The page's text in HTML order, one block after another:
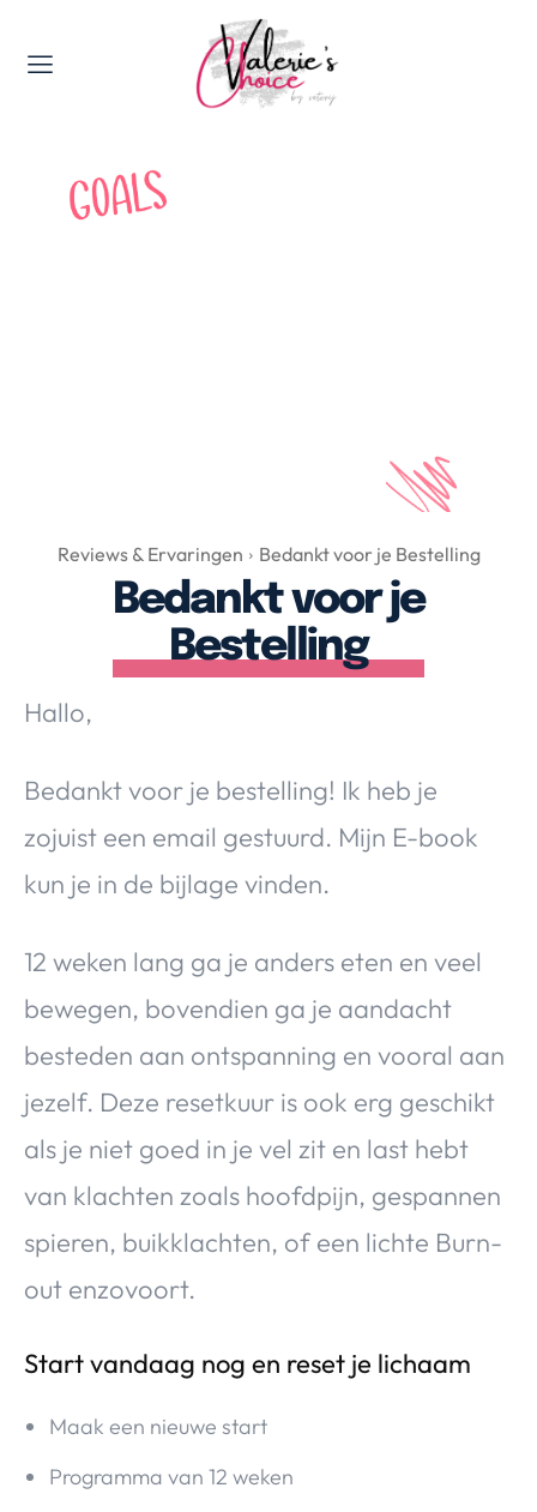
Valerie's Topics
Over Valerie
Over Valerie
De Top 5
Travel
Lifestyle
Reviews & Ervaringen Bedankt voor je Bestelling
Bedankt voor je
Bestelling
Hallo,
Bedankt voor je bestelling! Ik heb je
zojuist een email gestuurd. Mijn E-book
kun je in de bijlage vinden.
12 weken lang ga je anders eten en veel
bewegen, bovendien ga je aandacht
besteden aan ontspanning en vooral aan
jezelf. Deze resetkuur is ook erg geschikt
als je niet goed in je vel zit en last hebt
van klachten zoals hoofdpijn, gespannen
spieren, buikklachten, of een lichte Burn-
out enzovoort.
Start vandaag nog en reset je lichaam
Maak een nieuwe start
Programma van 12 weken